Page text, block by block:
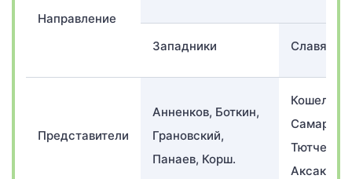
Направление
Западники
Представители
Анненков, Боткин,
Грановский,
Панаев, Корш.
Кошелев,
Самарин,
Тютчев,
Аксаковы.